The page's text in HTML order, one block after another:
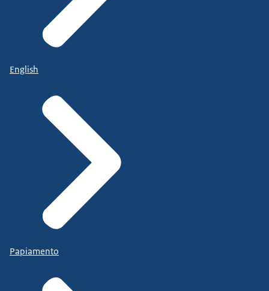
English
Papiamento